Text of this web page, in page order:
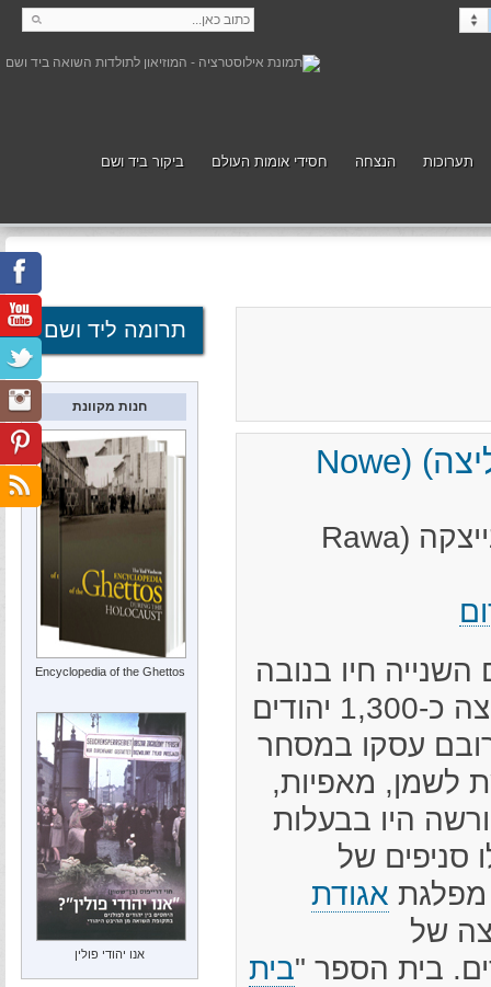
תערוכות הנצחה חסידי אומות העולם ביקור ביד ושם
נובה מיאסטו נאד פיליצה (שעל נהר פיליצה) (Nowe
מקום לפני המלחמה: עיירה בנפת רווה מזובייצקה (Rawa
חיו בנובה
מיאסטו שעל הפיליצה כ-1,300 יהודים
עסקו במסחר
לשמן, מאפיות,
היו בבעלות
סניפים של
מפלגת אגודת
של
בית הספר "בית
תרומה ליד ושם
חנות מקוונת
Encyclopedia of the Ghettos
אנו יהודי פולין